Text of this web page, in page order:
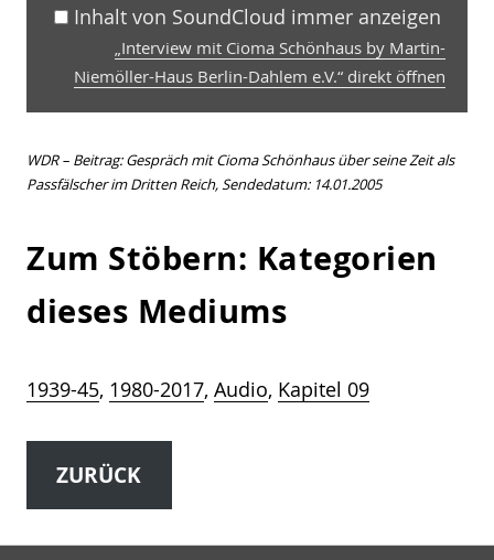
Inhalt von SoundCloud immer anzeigen
„Interview mit Cioma Schönhaus by Martin-
Niemöller-Haus Berlin-Dahlem e.V.“ direkt öffnen
WDR – Beitrag: Gespräch mit Cioma Schönhaus über seine Zeit als
Passfälscher im Dritten Reich, Sendedatum: 14.01.2005
Zum Stöbern: Kategorien
dieses Mediums
1939-45, 1980-2017, Audio, Kapitel 09
ZURÜCK